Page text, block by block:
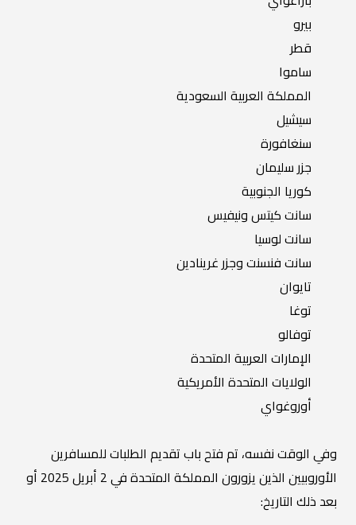
بيرو
قطر
ساموا
المملكة العربية السعودية
سيشيل
سنغافورة
جزر سليمان
كوريا الجنوبية
سانت كيتس ونيفيس
سانت لوسيا
سانت فنسنت وجزر غرينادين
تايوان
توغا
توفالو
الإمارات العربية المتحدة
الولايات المتحدة الأمريكية
أوروغواي
وفي الوقت نفسه، تم فتح باب تقديم الطلبات للمسافرين
الأوروبيين الذين يزورون المملكة المتحدة في 2 أبريل 2025 أو
بعد ذلك التاريخ: